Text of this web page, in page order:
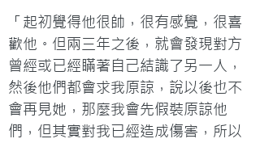
「起初覺得他很帥，很有感覺，很喜
歡他。但兩三年之後，就會發現對方
曾經或已經瞞著自己結識了另一人，
然後他們都會求我原諒，說以後也不
會再見她，那麼我會先假裝原諒他
們，但其實對我已經造成傷害，所以